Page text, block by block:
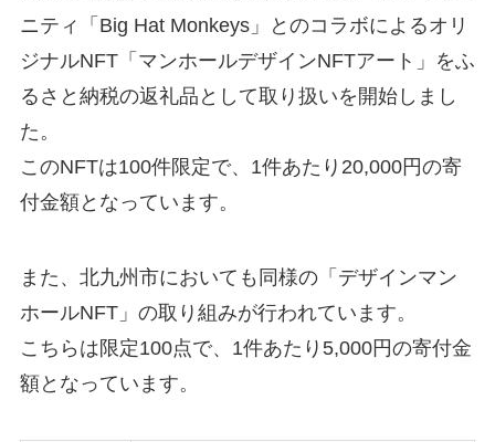
ニティ「Big Hat Monkeys」とのコラボによるオリ
ジナルNFT「マンホールデザインNFTアート」をふ
るさと納税の返礼品として取り扱いを開始しまし
た。
このNFTは100件限定で、1件あたり20,000円の寄
付金額となっています。
また、北九州市においても同様の「デザインマン
ホールNFT」の取り組みが行われています。
こちらは限定100点で、1件あたり5,000円の寄付金
額となっています。